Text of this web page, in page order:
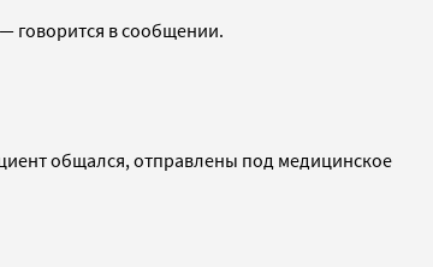
говорится в сообщении.
общался, отправлены под медицинское